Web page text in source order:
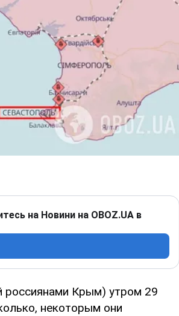
на Новини на OBOZ.UA в
россиянами Крым) утром 29
некоторым они